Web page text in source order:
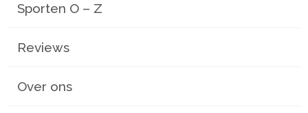
Sporten O – Z
Reviews
Over ons